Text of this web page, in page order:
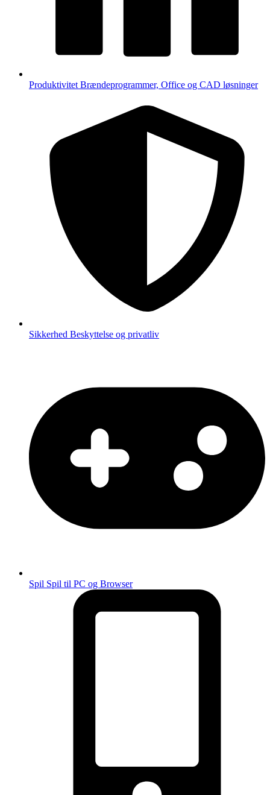
Produktivitet Brændeprogrammer, Office og CAD løsninger
Sikkerhed Beskyttelse og privatliv
Spil Spil til PC og Browser